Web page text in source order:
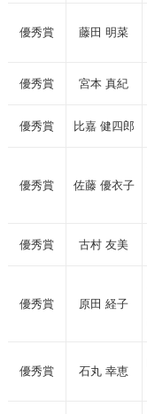
優秀賞 藤田 明菜
優秀賞 宮本 真紀
優秀賞 比嘉 健四郎
優秀賞 佐藤 優衣子
優秀賞 古村 友美
優秀賞 原田 経子
優秀賞 石丸 幸恵